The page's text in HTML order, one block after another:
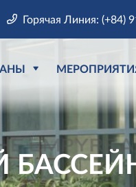
Горячая Линия: (+84)